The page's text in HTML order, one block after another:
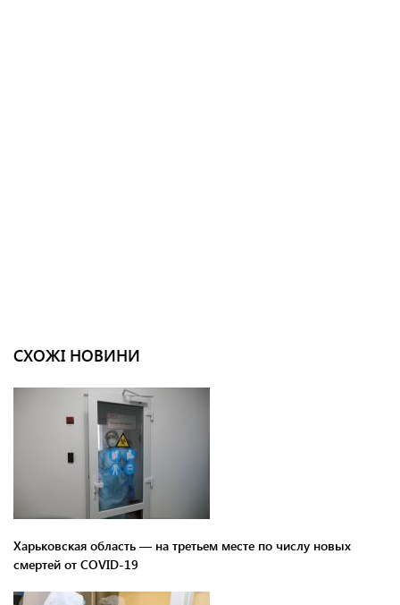
СХОЖІ НОВИНИ
Харьковская область — на третьем месте по числу новых
смертей от COVID-19